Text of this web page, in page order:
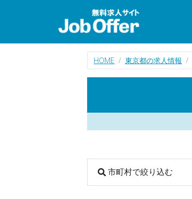
HOME 東京都の求人情報
市町村で絞り込む